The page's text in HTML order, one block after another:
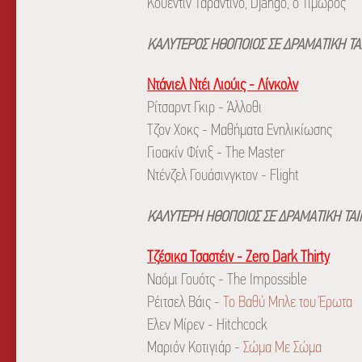
Κουέντιν Ταραντίνο, Django, ο Τιμωρός
ΚΑΛΥΤΕΡΟΣ ΗΘΟΠΟΙΟΣ ΣΕ ΔΡΑΜΑΤΙΚΗ
Ντάνιελ Ντέι Λιούις - Λίνκολν
Ρίτσαρντ Γκιρ - Άλλοθι
Τζον Χοκς - Μαθήματα Ενηλικίωσης
Γιοακίν Φίνιξ - The Master
Ντένζελ Γουάσινγκτον - Flight
ΚΑΛΥΤΕΡΗ ΗΘΟΠΟΙΟΣ ΣΕ ΔΡΑΜΑΤΙΚΗ
Τζέσικα Τσαστέιν - Zero Dark Thirty
Ναόμι Γουότς - The Impossible
Ρέιτσελ Βάις - To Βαθύ Μπλε του Έρωτα
Έλεν Μίρεν - Hitchcock
Μαριόν Κοτιγιάρ - Σώμα Με Σώμα